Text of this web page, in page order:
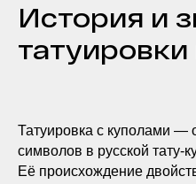
История и
Татуировка с куполами —
символов в русской тату-
Её происхождение